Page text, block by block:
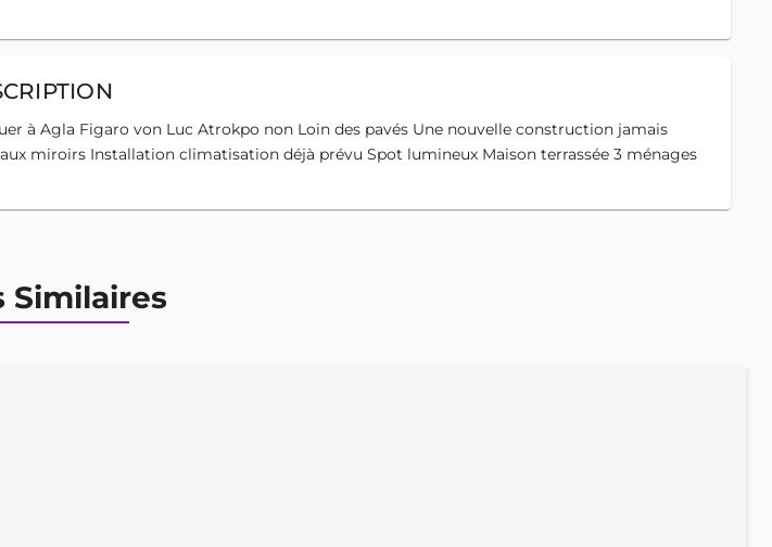
à Agla Figaro von Luc Atrokpo non Loin des pavés Une nouvelle construction jamais
miroirs Installation climatisation déjà prévu Spot lumineux Maison terrassée 3 ménages
Similaires